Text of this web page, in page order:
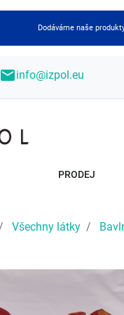
Dodáváme naše
mailinfo@izpol.eu
PRODEJ
Všechny látky